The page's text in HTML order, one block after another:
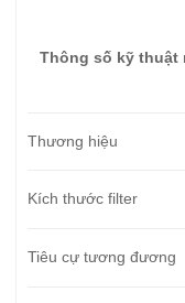
Thông số kỹ thuật
Thương hiệu
Kích thước filter
Tiêu cự tương đương